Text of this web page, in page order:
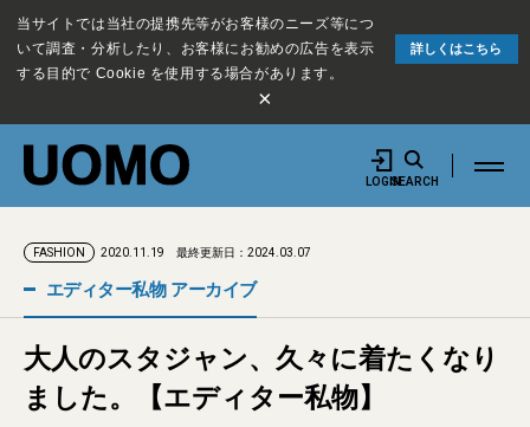
当サイトでは当社の提携先等がお客様のニーズ等につ
いて調査・分析したり、お客様にお勧めの広告を表示
する目的で Cookie を使用する場合があります。
詳しくはこちら
×
LOGINSEARCH
FASHION 2020.11.19 最終更新日：2024.03.07
エディター私物 アーカイブ
大人のスタジャン、久々に着たくなり
ました。【エディター私物】